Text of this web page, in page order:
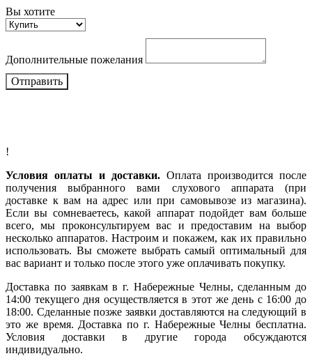
Вы хотите
Дополнительные пожелания
Отправить
!
Условия оплаты и доставки. Оплата производится после
получения выбранного вами слухового аппарата (при
доставке к вам на адрес или при самовывозе из магазина).
Если вы сомневаетесь, какой аппарат подойдет вам больше
всего, мы проконсультируем вас и предоставим на выбор
несколько аппаратов. Настроим и покажем, как их правильно
использовать. Вы сможете выбрать самый оптимальный для
вас вариант и только после этого уже оплачивать покупку.
Доставка по заявкам в г. Набережные Челны, сделанным до
14:00 текущего дня осуществляется в этот же день с 16:00 до
18:00. Сделанные позже заявки доставляются на следующий в
это же время. Доставка по г. Набережные Челны бесплатна.
Условия доставки в другие города обсуждаются
индивидуально.